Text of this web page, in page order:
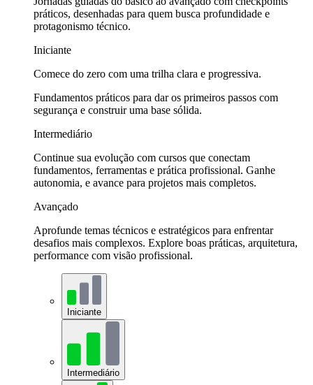
práticos, desenhadas para quem busca profundidade e
protagonismo técnico.
Iniciante
Comece do zero com uma trilha clara e progressiva.
Fundamentos práticos para dar os primeiros passos com
segurança e construir uma base sólida.
Intermediário
Continue sua evolução com cursos que conectam
fundamentos, ferramentas e prática profissional. Ganhe
autonomia, e avance para projetos mais completos.
Avançado
Aprofunde temas técnicos e estratégicos para enfrentar
desafios mais complexos. Explore boas práticas, arquitetura,
performance com visão profissional.
Iniciante
Intermediário